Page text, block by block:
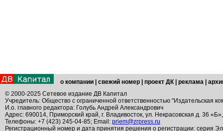
о компании свежий номер проект ДК реклама
© 2000-2025 Сетевое издание ДВ Капитал
Учредитель: Общество с ограниченной ответственностью "Издательская
И.о. главного редактора: Голубь Андрей Александрович
Адрес: 690014, Приморский край, г. Владивосток, ул. Некрасовская д. 36
Телефоны: +7 (423) 245-04-85; Email: priem@zrpress.ru
Регистрационный номер и дата принятия решения о регистрации: серия